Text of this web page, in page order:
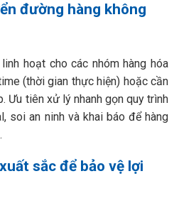
đường hàng không
hoạt cho các nhóm hàng hóa
(thời gian thực hiện) hoặc cần
Ưu tiên xử lý nhanh gọn quy trình
soi an ninh và khai báo để hàng
sắc để bảo vệ lợi